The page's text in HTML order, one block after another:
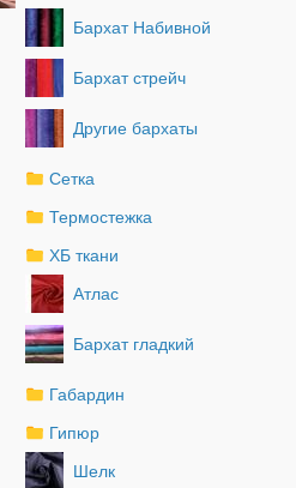
Бархат Набивной
Бархат стрейч
Другие бархаты
Сетка
Термостежка
ХБ ткани
Атлас
Бархат гладкий
Габардин
Гипюр
Шелк